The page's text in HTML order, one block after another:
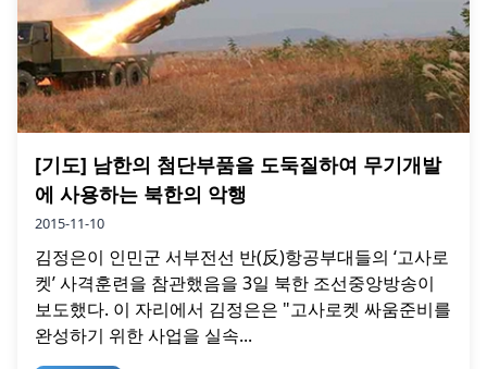
[기도] 남한의 첨단부품을 도둑질하여 무기개발
에 사용하는 북한의 악행
2015-11-10
김정은이 인민군 서부전선 반(反)항공부대들의 ‘고사로
켓’ 사격훈련을 참관했음을 3일 북한 조선중앙방송이
보도했다. 이 자리에서 김정은은 "고사로켓 싸움준비를
완성하기 위한 사업을 실속...